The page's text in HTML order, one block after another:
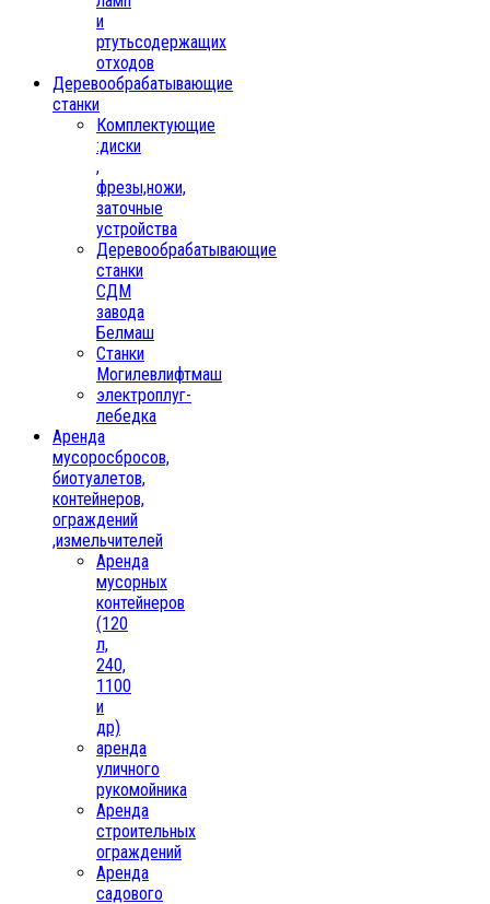
и
ртутьсодержащих
отходов
Деревообрабатывающие
станки
Комплектующие
:диски
,
фрезы,ножи,
заточные
устройства
Деревообрабатывающие
станки
СДМ
завода
Белмаш
Станки
Могилевлифтмаш
электроплуг-
лебедка
Аренда
мусоросбросов,
биотуалетов,
контейнеров,
ограждений
,измельчителей
Аренда
мусорных
контейнеров
(120
л,
240,
1100
и
др)
аренда
уличного
рукомойника
Аренда
строительных
ограждений
Аренда
садового